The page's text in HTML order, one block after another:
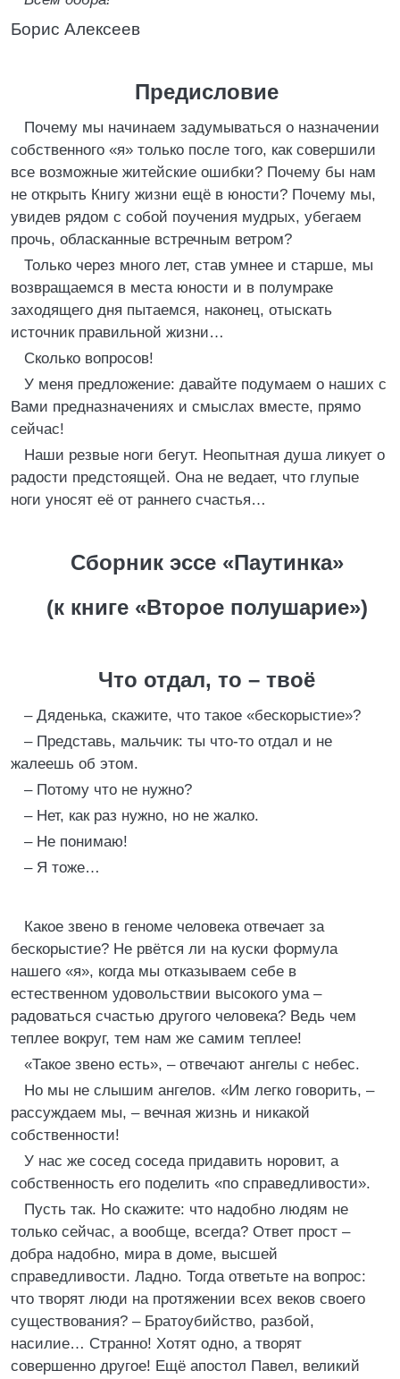
Борис Алексеев
Предисловие
Почему мы начинаем задумываться о назначении
собственного «я» только после того, как совершили
все возможные житейские ошибки? Почему бы нам
не открыть Книгу жизни ещё в юности? Почему мы,
увидев рядом с собой поучения мудрых, убегаем
прочь, обласканные встречным ветром?
Только через много лет, став умнее и старше, мы
возвращаемся в места юности и в полумраке
заходящего дня пытаемся, наконец, отыскать
источник правильной жизни…
Сколько вопросов!
У меня предложение: давайте подумаем о наших с
Вами предназначениях и смыслах вместе, прямо
сейчас!
Наши резвые ноги бегут. Неопытная душа ликует о
радости предстоящей. Она не ведает, что глупые
ноги уносят её от раннего счастья…
Сборник эссе «Паутинка»
(к книге «Второе полушарие»)
Что отдал, то – твоё
– Дяденька, скажите, что такое «бескорыстие»?
– Представь, мальчик: ты что-то отдал и не
жалеешь об этом.
– Потому что не нужно?
– Нет, как раз нужно, но не жалко.
– Не понимаю!
– Я тоже…
Какое звено в геноме человека отвечает за
бескорыстие? Не рвётся ли на куски формула
нашего «я», когда мы отказываем себе в
естественном удовольствии высокого ума –
радоваться счастью другого человека? Ведь чем
теплее вокруг, тем нам же самим теплее!
«Такое звено есть», – отвечают ангелы с небес.
Но мы не слышим ангелов. «Им легко говорить, –
рассуждаем мы, – вечная жизнь и никакой
собственности!
У нас же сосед соседа придавить норовит, а
собственность его поделить «по справедливости».
Пусть так. Но скажите: что надобно людям не
только сейчас, а вообще, всегда? Ответ прост –
добра надобно, мира в доме, высшей
справедливости. Ладно. Тогда ответьте на вопрос:
что творят люди на протяжении всех веков своего
существования? – Братоубийство, разбой,
насилие… Странно! Хотят одно, а творят
совершенно другое! Ещё апостол Павел, великий